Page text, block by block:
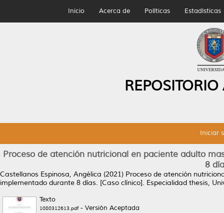
Inicio Acerca de Políticas Estadísticas
Iniciar
Proceso de atención nutricional en paciente adulto
8
Castellanos Espinosa, Angélica (2021) Proceso de atención
implementado durante 8 días. [Caso clínico]. Especialidad thesis,
Texto
1080312613.pdf- Versión Aceptada